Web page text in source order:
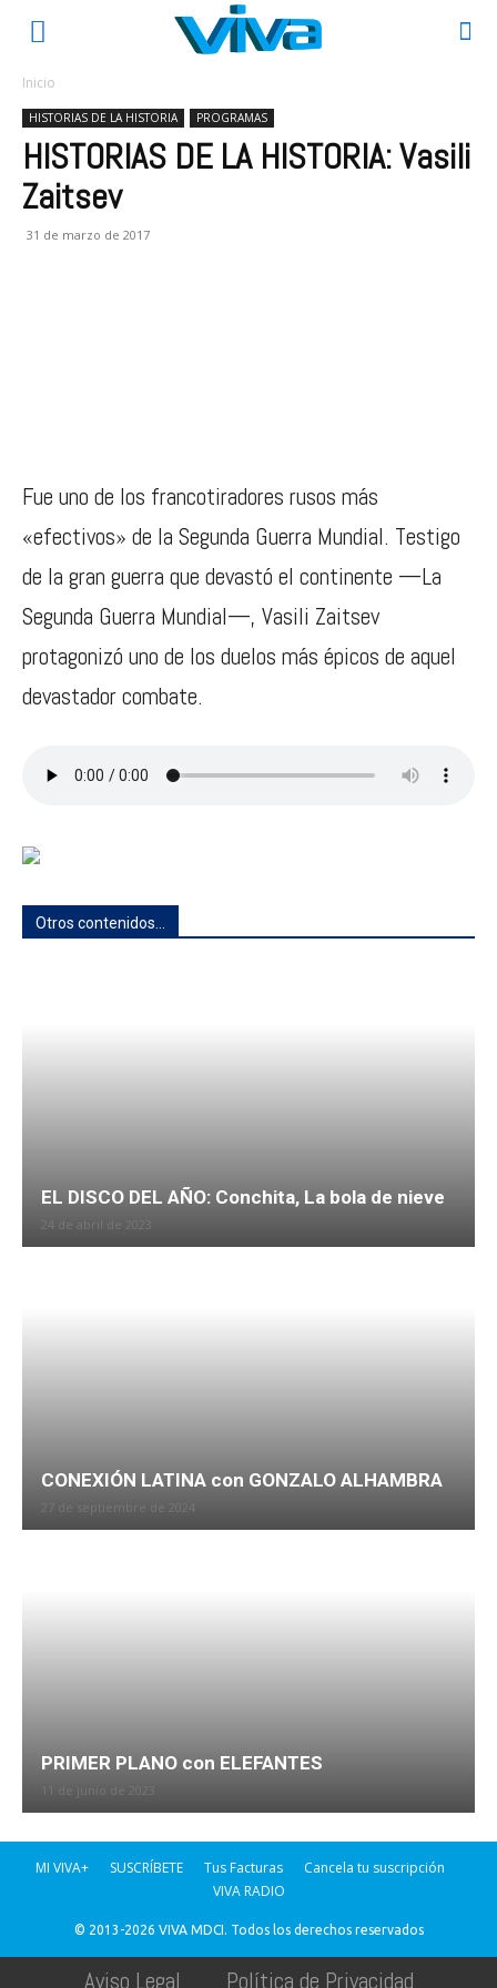
Inicio
HISTORIAS DE LA HISTORIA PROGRAMAS
HISTORIAS DE LA HISTORIA: Vasili
Zaitsev
31 de marzo de 2017
Fue uno de los francotiradores rusos más
«efectivos» de la Segunda Guerra Mundial. Testigo
de la gran guerra que devastó el continente —La
Segunda Guerra Mundial—, Vasili Zaitsev
protagonizó uno de los duelos más épicos de aquel
devastador combate.
Otros contenidos...
EL DISCO DEL AÑO: Conchita, La bola de nieve
24 de abril de 2023
CONEXIÓN LATINA con GONZALO ALHAMBRA
27 de septiembre de 2024
PRIMER PLANO con ELEFANTES
11 de junio de 2023
MI VIVA+ SUSCRÍBETE Tus Facturas
Cancela tu suscripción
VIVA RADIO
© 2013-2026 VIVA MDCI. Todos los derechos reservados
Aviso Legal Política de Privacidad